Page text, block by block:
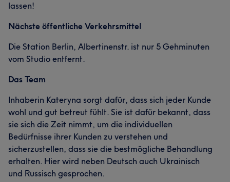
lassen!
Nächste öffentliche Verkehrsmittel
Die Station Berlin, Albertinenstr. ist nur 5 Gehminuten
vom Studio entfernt.
Das Team
Inhaberin Kateryna sorgt dafür, dass sich jeder Kunde
wohl und gut betreut fühlt. Sie ist dafür bekannt, dass
sie sich die Zeit nimmt, um die individuellen
Bedürfnisse ihrer Kunden zu verstehen und
sicherzustellen, dass sie die bestmögliche Behandlung
erhalten. Hier wird neben Deutsch auch Ukrainisch
und Russisch gesprochen.